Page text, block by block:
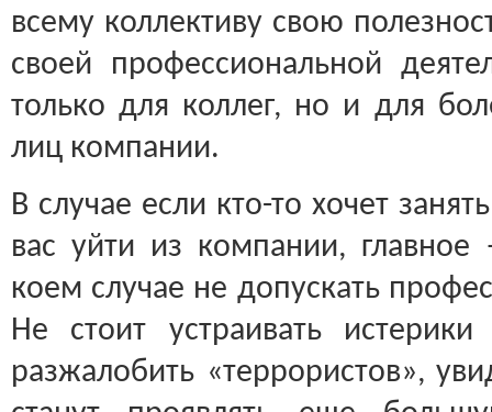
всему коллективу свою
своей профессиональной
только для коллег, но и для
лиц компании.
В случае если кто-то хочет
вас уйти из компании,
коем случае не допускать
Не стоит устраивать
разжалобить «террористов»,